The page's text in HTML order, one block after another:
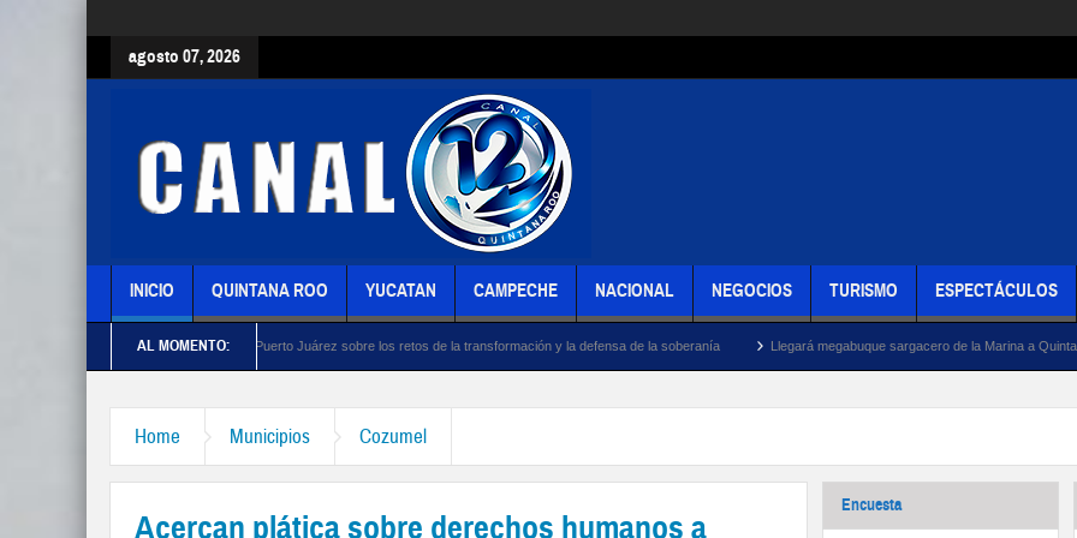
agosto 07, 2026
INICIO QUINTANA ROO YUCATAN CAMPECHE NACIONAL NEGOCIOS TURISMO ESPECTÁCULOS
AL MOMENTO:
turísticos de Puerto Juárez sobre los retos de la transformación y la defensa de la soberanía Llegará megabuque sargacero de la Marina a Quintana Roo
Home Municipios Cozumel
Acercan plática sobre derechos humanos a
Encuesta